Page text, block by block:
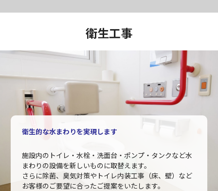
衛生工事
衛生的な水まわりを実現します
施設内のトイレ・水栓・洗面台・ポンプ・タンクなど水
まわりの設備を新しいものに取替えます。
さらに除菌、臭気対策やトイレ内装工事（床、壁）など
お客様のご要望に合ったご提案をいたします。